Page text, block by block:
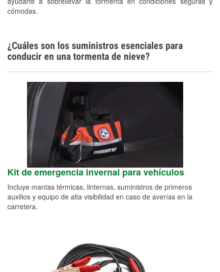
cómodas.
¿Cuáles son los suministros esenciales para
conducir en una tormenta de nieve?
Kit de emergencia invernal para vehículos
Incluye mantas térmicas, linternas, suministros de primeros
auxilios y equipo de alta visibilidad en caso de averías en la
carretera.